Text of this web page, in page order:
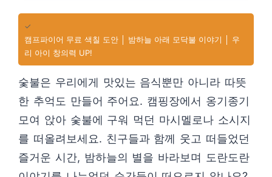
✓
캠프파이어 무료 색칠 도안 │ 밤하늘 아래 모닥불 이야기 │ 우
리 아이 창의력 UP!
숯불은 우리에게 맛있는 음식뿐만 아니라 따뜻
한 추억도 만들어 주어요. 캠핑장에서 옹기종기
모여 앉아 숯불에 구워 먹던 마시멜로나 소시지
를 떠올려보세요. 친구들과 함께 웃고 떠들었던
즐거운 시간, 밤하늘의 별을 바라보며 도란도란